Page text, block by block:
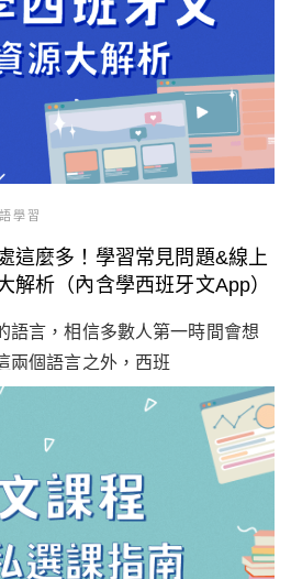
學習
這麼多！學習常見問題&線上
解析（內含學西班牙文App）
語言，相信多數人第一時間會想
兩個語言之外，西班